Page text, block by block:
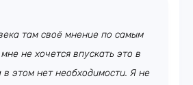
там своё мнение по самым
не хочется впускать это в
этом нет необходимости. Я не